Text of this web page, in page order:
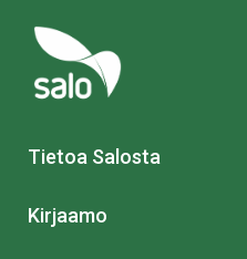
Tietoa Salosta
Kirjaamo